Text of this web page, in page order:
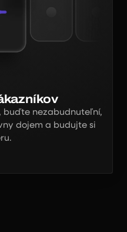
buďte nezabudnuteľní,
dojem a budujte si